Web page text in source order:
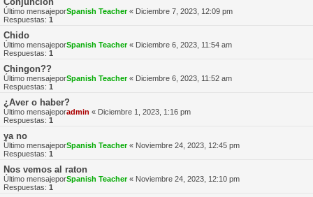
Último mensajeporSpanish Teacher« Diciembre 7, 2023, 12:09 pm
Respuestas: 1
Chido
Último mensajeporSpanish Teacher« Diciembre 6, 2023, 11:54 am
Respuestas: 1
Chingon??
Último mensajeporSpanish Teacher« Diciembre 6, 2023, 11:52 am
Respuestas: 1
¿Aver o haber?
Último mensajeporadmin « Diciembre 1, 2023, 1:16 pm
Respuestas: 1
ya no
Último mensajeporSpanish Teacher« Noviembre 24, 2023, 12:45 pm
Respuestas: 1
Nos vemos al raton
Último mensajeporSpanish Teacher« Noviembre 24, 2023, 12:10 pm
Respuestas: 1